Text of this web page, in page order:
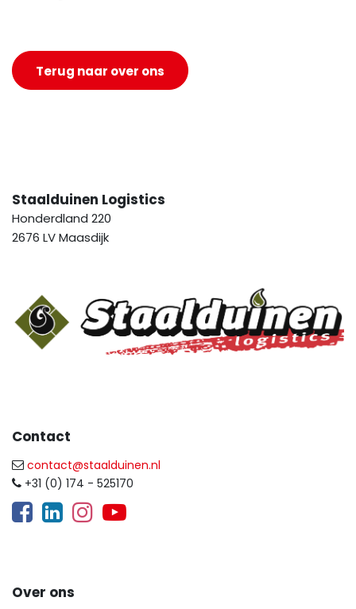
Terug naar over ons
Staalduinen Logistics
Honderdland 220
2676 LV Maasdijk
Contact
contact@staalduinen.nl
+31 (0) 174 - 525170
Over ons